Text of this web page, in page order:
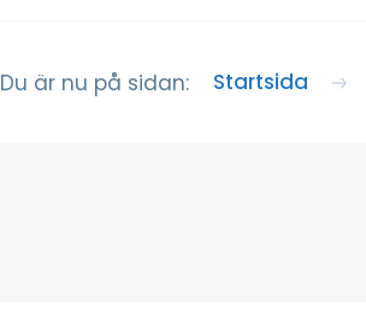
Du är nu på sidan: Startsida